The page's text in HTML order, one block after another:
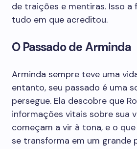
de traições e mentiras. Isso a
tudo em que acreditou.
O Passado de Arminda
Arminda sempre teve uma
entanto, seu passado é uma
persegue. Ela descobre que
informações vitais sobre sua
começam a vir à tona, e o
se transforma em um grande